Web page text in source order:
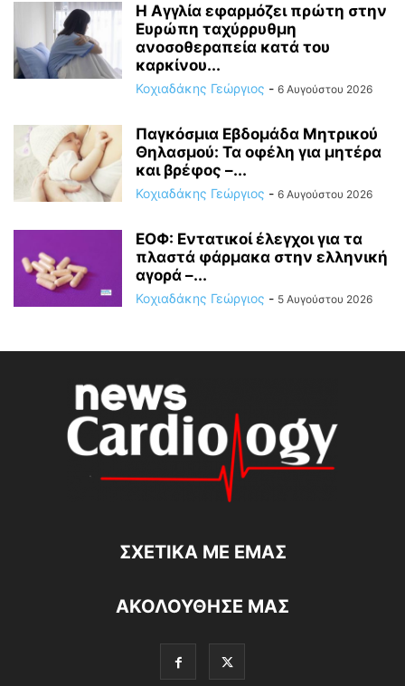
Η Αγγλία εφαρμόζει πρώτη στην
Ευρώπη ταχύρρυθμη
ανοσοθεραπεία κατά του
καρκίνου...
Κοχιαδάκης Γεώργιος - 6 Αυγούστου 2026
Παγκόσμια Εβδομάδα Μητρικού
Θηλασμού: Τα οφέλη για μητέρα
και βρέφος –...
Κοχιαδάκης Γεώργιος - 6 Αυγούστου 2026
ΕΟΦ: Εντατικοί έλεγχοι για τα
πλαστά φάρμακα στην ελληνική
αγορά –...
Κοχιαδάκης Γεώργιος - 5 Αυγούστου 2026
ΣΧΕΤΙΚΆ ΜΕ ΕΜΆΣ
ΑΚΟΛΟΥΘΗΣΕ ΜΑΣ